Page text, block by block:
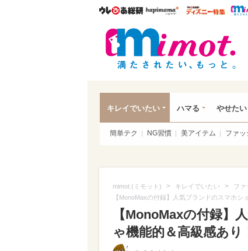
ウレぴあ総研ハピママ* ウ
キレイでいたい ハマる やせたい
簡単テク NG習慣 美アイテム ファッ
mimot.(ミモット) > キレイでいたい > ファ
【MonoMaxの付録】人気ブランドのスマホシ
【MonoMaxの付録】
ゃ機能的＆高級感あり